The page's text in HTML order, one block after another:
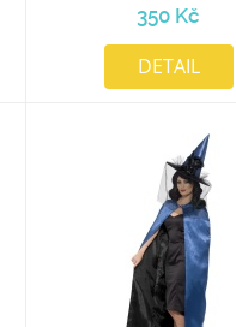
350 Kč
DETAIL